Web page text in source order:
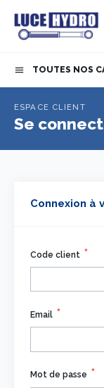
menu TOUTES NOS
ESPACE CLIENT
Se
Connexion à
Code client
Email
Mot de passe